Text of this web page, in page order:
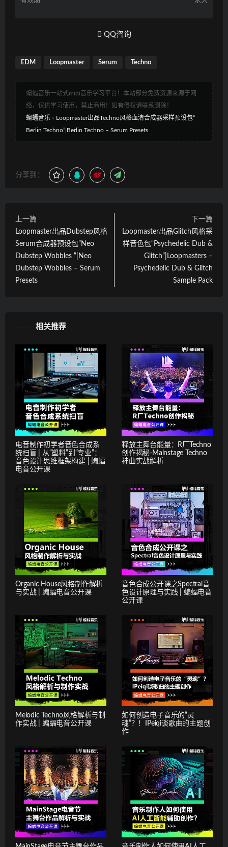
QQ咨询
EDM Loopmaster Serum Techno
蝙蝠音乐一站式midi音乐学习平台！本站部分免费资源来源于网
络，仅供学习使用，禁止商用！如有侵权请联系删除！
蝙蝠音乐 » Loopmaster出品Techno风格血清合成器采样预设包”
Berlin Techno”|Berlin Techno – Serum Presets
分享到：
上一篇
Loopmaster出品Dubstep风格
Serum合成器预设包”Neo
Dubstep Wobbles “|Neo
Dubstep Wobbles – Serum
Presets
下一篇
Loopmaster出品Glitch风格采
样音色包“Psychedelic Dub &
Glitch”|Loopmasters –
Psychedelic Dub & Glitch
Sample Pack
相关推荐
电音制作初学者音色合成系
统扫盲 | 从“塑料”到“专业”：
音色设计思维框架构建 | 蝙蝠
电音公开课
释放主舞台能量：R厂Techno
创作揭秘-Mainstage Techno
神曲实战解析
Organic House风格制作解析
与实战 | 蝙蝠电音公开课
音色合成公开课之Spectral音
色设计原理与实践 | 蝙蝠电音
公开课
Melodic Techno风格解析与制
作实战 | 蝙蝠电音公开课
如何创造电子音乐的“灵
魂”？！IPeiqi谈歌曲的主题创
作